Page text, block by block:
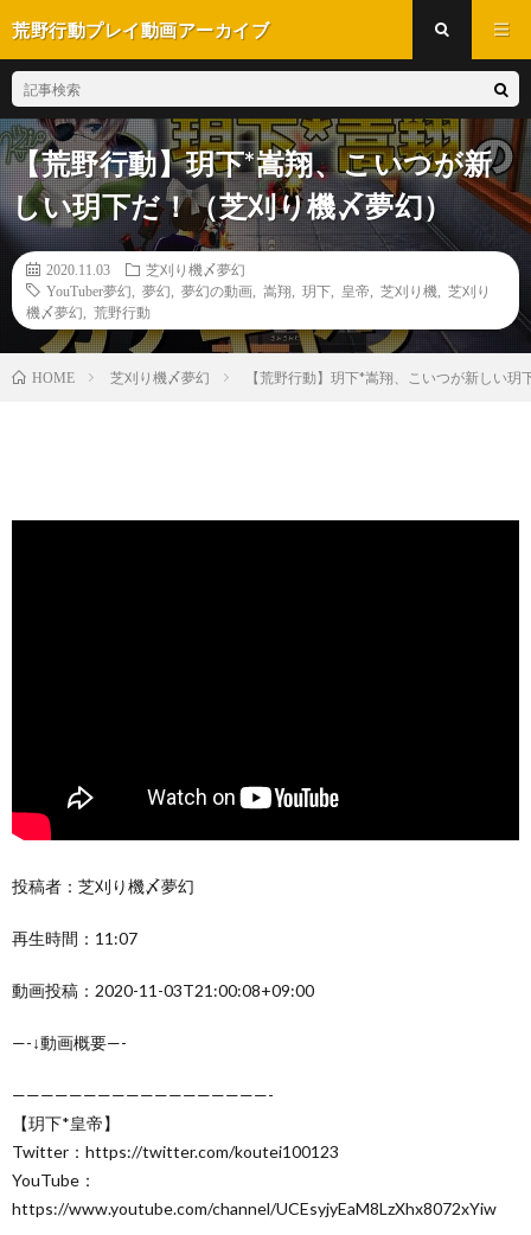
荒野行動プレイ動画アーカイブ
【荒野行動】玥下*嵩翔、こいつが新
しい玥下だ！（芝刈り機〆夢幻）
2020.11.03
芝刈り機〆夢幻
YouTuber夢幻
夢幻 夢幻の動画 嵩翔 玥下 皇帝 芝刈り機
芝刈り
機〆夢幻
荒野行動
HOME 芝刈り機〆夢幻 【荒野行動】玥下*嵩翔、こいつが新しい
投稿者：芝刈り機〆夢幻
再生時間：11:07
動画投稿：2020-11-03T21:00:08+09:00
—-↓動画概要—-
——————————————————-
【玥下*皇帝】
Twitter：https://twitter.com/koutei100123
YouTube：
https://www.youtube.com/channel/UCEsyjyEaM8LzXhx8072xYiw